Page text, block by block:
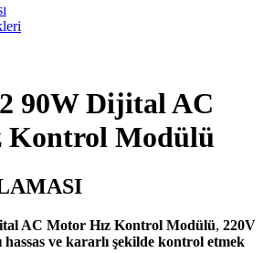
90W Dijital AC
Kontrol Modülü
AC Motor Hız Kontrol Modülü, 220V
hassas ve kararlı şekilde kontrol etmek